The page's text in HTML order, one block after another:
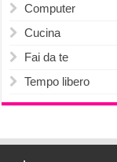
Computer
Cucina
Fai da te
Tempo libero